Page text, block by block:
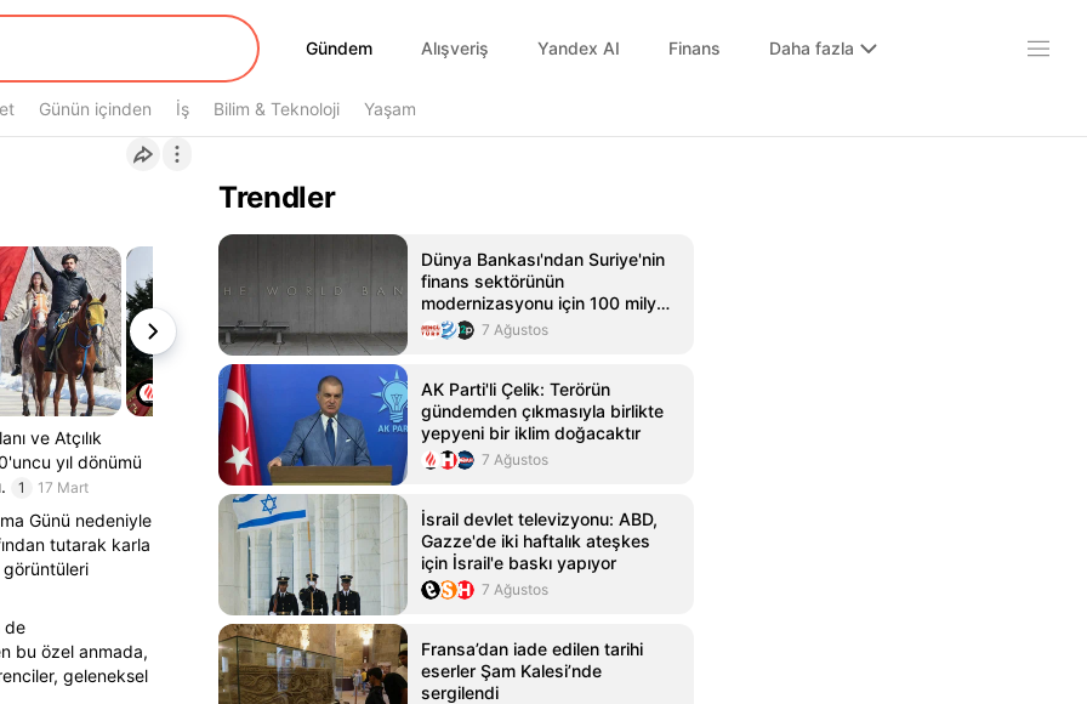
Gündem
Gündem Alışveriş Yandex AI Finans Daha fazla
Günün içinden İş Bilim & Teknoloji Yaşam
ve Atçılık
yıl dönümü
1 17 Mart
Günü nedeniyle
tutarak karla
görüntüleri
de
bu özel anmada,
geleneksel
Trendler
Dünya Bankası'ndan Suriye'nin
finans sektörünün
modernizasyonu için 100 milyon
dolarlık hibe7 Ağustos
AK Parti'li Çelik: Terörün
gündemden çıkmasıyla birlikte
yepyeni bir iklim doğacaktır
7 Ağustos
İsrail devlet televizyonu: ABD,
Gazze'de iki haftalık ateşkes
için İsrail'e baskı yapıyor
7 Ağustos
Fransa’dan iade edilen tarihi
eserler Şam Kalesi’nde
sergilendi